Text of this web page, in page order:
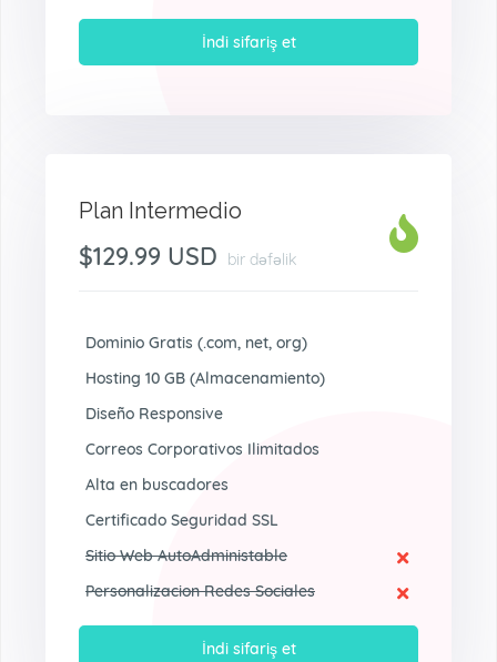
İndi sifariş et
Plan Intermedio
$129.99 USD bir dəfəlik
Dominio Gratis (.com, net, org)
Hosting 10 GB (Almacenamiento)
Diseño Responsive
Correos Corporativos Ilimitados
Alta en buscadores
Certificado Seguridad SSL
Sitio Web AutoAdministable
Personalizacion Redes Sociales
İndi sifariş et